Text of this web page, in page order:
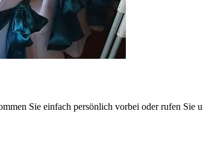
Sie einfach persönlich vorbei oder rufen Sie